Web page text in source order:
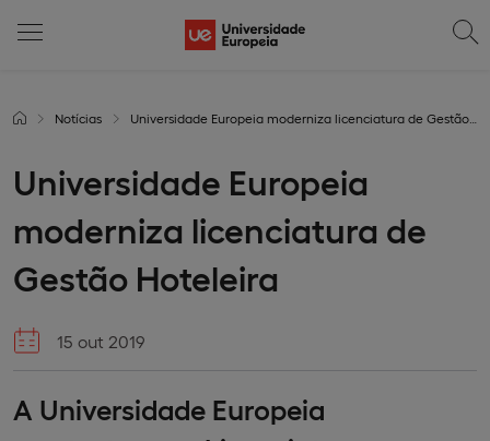
Notícias Universidade Europeia moderniza licenciatura de Gestão Hoteleira
Universidade Europeia
moderniza licenciatura de
Gestão Hoteleira
15 out 2019
A Universidade Europeia